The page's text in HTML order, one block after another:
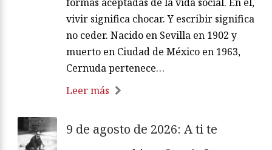
vivir significa chocar. Y escribir significa
no ceder. Nacido en Sevilla en 1902 y
muerto en Ciudad de México en 1963,
Cernuda pertenece…
Leer más
9 de agosto de 2026: A ti te